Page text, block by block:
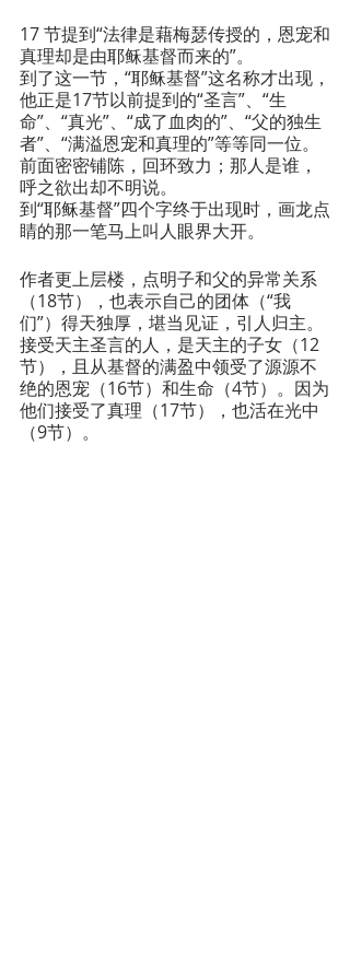
17 节提到“法律是藉梅瑟传授的，恩宠和
真理却是由耶稣基督而来的”。
到了这一节，“耶稣基督”这名称才出现，
他正是17节以前提到的“圣言”、“生
命”、“真光”、“成了血肉的”、“父的独生
者”、“满溢恩宠和真理的”等等同一位。
前面密密铺陈，回环致力；那人是谁，
呼之欲出却不明说。
到“耶稣基督”四个字终于出现时，画龙点
睛的那一笔马上叫人眼界大开。
作者更上层楼，点明子和父的异常关系
（18节），也表示自己的团体（“我
们”）得天独厚，堪当见证，引人归主。
接受天主圣言的人，是天主的子女（12
节），且从基督的满盈中领受了源源不
绝的恩宠（16节）和生命（4节）。因为
他们接受了真理（17节），也活在光中
（9节）。